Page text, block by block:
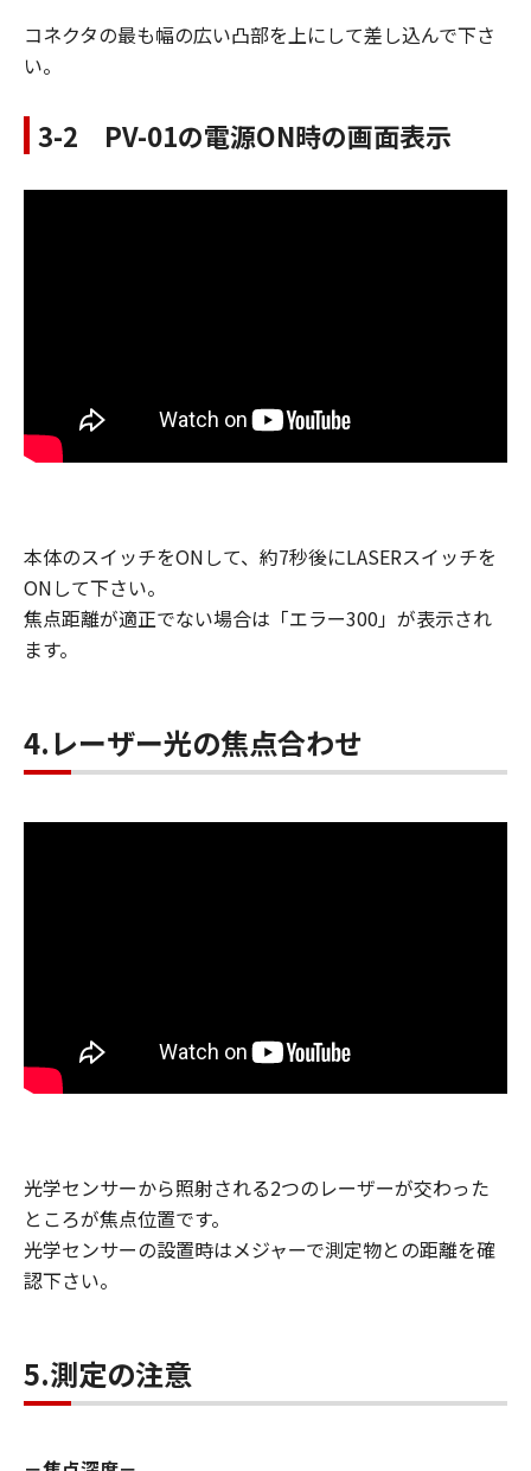
コネクタの最も幅の広い凸部を上にして差し込んで下さ
い。
3-2 PV-01の電源ON時の画面表示
本体のスイッチをONして、約7秒後にLASERスイッチを
ONして下さい。
焦点距離が適正でない場合は「エラー300」が表示され
ます。
4.レーザー光の焦点合わせ
光学センサーから照射される2つのレーザーが交わった
ところが焦点位置です。
光学センサーの設置時はメジャーで測定物との距離を確
認下さい。
5.測定の注意